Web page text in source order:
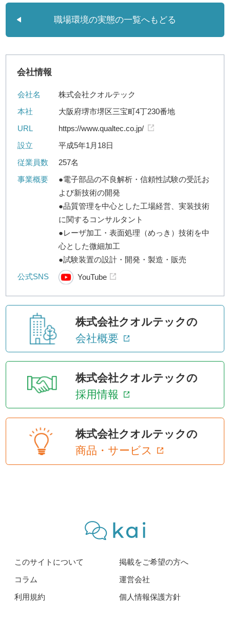
職場環境の実態の一覧へもどる
会社情報
会社名
株式会社クオルテック
本社
大阪府堺市堺区三宝町4丁230番地
URL
https://www.qualtec.co.jp/
設立
平成5年1月18日
従業員数
257名
事業概要
●電子部品の不良解析・信頼性試験の受託お
よび新技術の開発
●品質管理を中心とした工場経営、実装技術
に関するコンサルタント
●レーザ加工・表面処理（めっき）技術を中
心とした微細加工
●試験装置の設計・開発・製造・販売
公式SNS
YouTube
株式会社クオルテックの
会社概要
株式会社クオルテックの
採用情報
株式会社クオルテックの
商品・サービス
このサイトについて
掲載をご希望の方へ
コラム
運営会社
利用規約
個人情報保護方針